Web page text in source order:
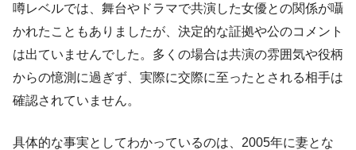
噂レベルでは、舞台やドラマで共演した女優との関係が囁
かれたこともありましたが、決定的な証拠や公のコメント
は出ていませんでした。多くの場合は共演の雰囲気や役柄
からの憶測に過ぎず、実際に交際に至ったとされる相手は
確認されていません。
具体的な事実としてわかっているのは、2005年に妻とな